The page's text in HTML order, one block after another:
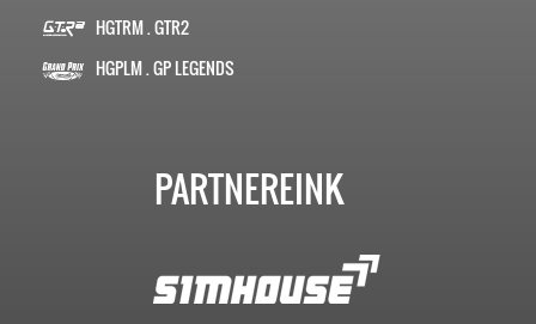
HGTRM . GTR2
HGPLM . GP LEGENDS
PARTNEREINK